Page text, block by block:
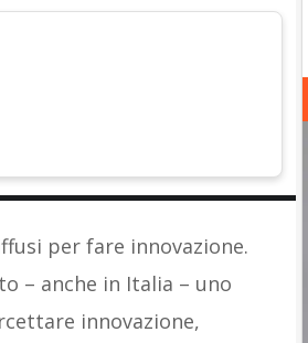
per fare innovazione.
– anche in Italia – uno
innovazione,